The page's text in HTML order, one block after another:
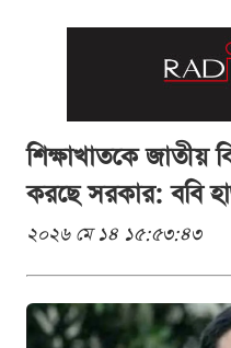
শিক্ষাখাতকে জাতীয়
করছে সরকার: ববি
২০২৬ মে ১৪ ১৫:৫৩:৪৩